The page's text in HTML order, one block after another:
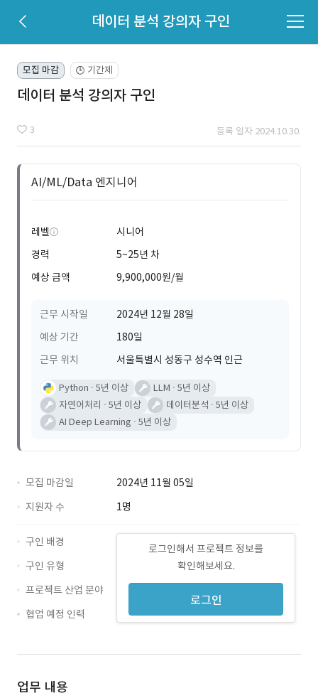
데이터 분석 강의자 구인
모집 마감 🕒 기간제
데이터 분석 강의자 구인
3 등록 일자 2024.10.30.
AI/ML/Data 엔지니어
레벨
시니어
경력
5~25년 차
예상 금액
9,900,000원/월
근무 시작일
2024년 12월 28일
예상 기간
180일
근무 위치
서울특별시 성동구 성수역 인근
Python 5년 이상 LLM
5년 이상
자연어처리
5년 이상 데이터분석
5년 이상
AI Deep Learning
5년 이상
모집 마감일
2024년 11월 05일
지원자 수
1명
로그인해서 프로젝트 정보를
확인해보세요.
로그인
구인 배경
구인 유형
프로젝트 산업 분야
협업 예정 인력
업무 내용